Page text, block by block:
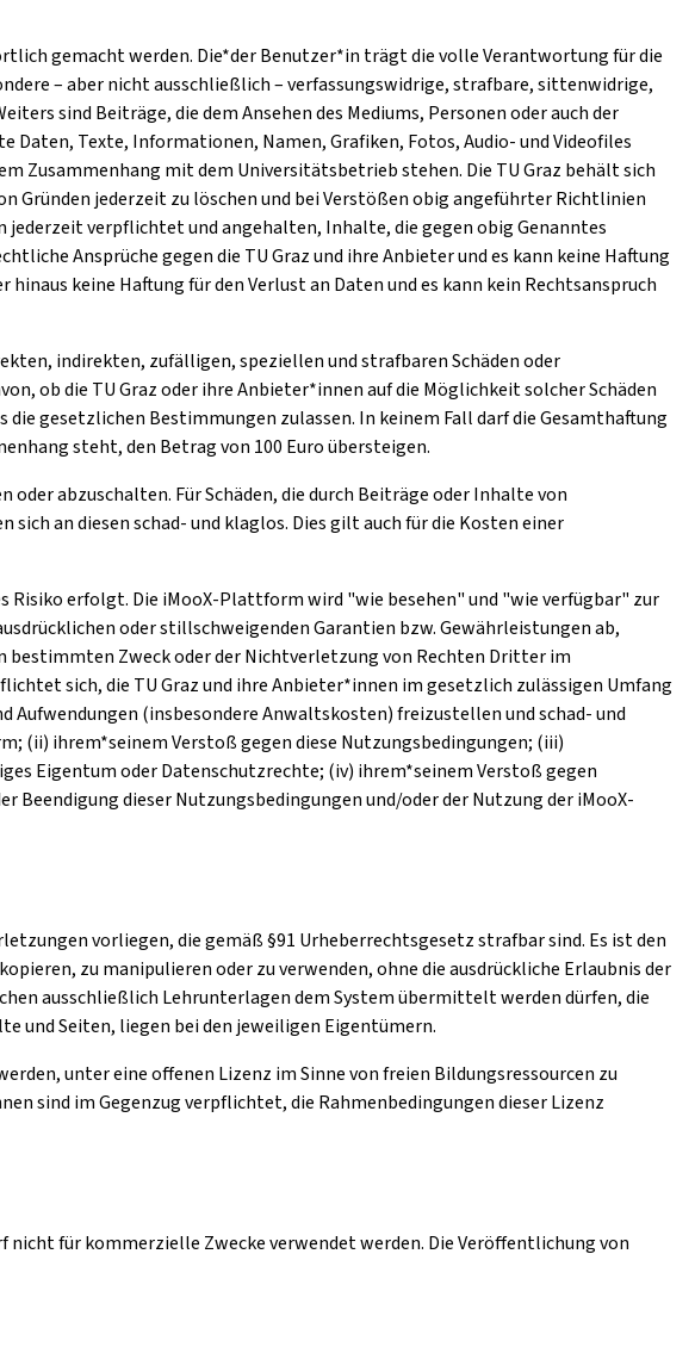
gemacht werden. Die*der Benutzer*in trägt die volle Verantwortung für die
– aber nicht ausschließlich – verfassungswidrige, strafbare, sittenwidrige,
sind Beiträge, die dem Ansehen des Mediums, Personen oder auch der
Texte, Informationen, Namen, Grafiken, Fotos, Audio- und Videofiles
Zusammenhang mit dem Universitätsbetrieb stehen. Die TU Graz behält sich
jederzeit zu löschen und bei Verstößen obig angeführter Richtlinien
verpflichtet und angehalten, Inhalte, die gegen obig Genanntes
Ansprüche gegen die TU Graz und ihre Anbieter und es kann keine Haftung
keine Haftung für den Verlust an Daten und es kann kein Rechtsanspruch
indirekten, zufälligen, speziellen und strafbaren Schäden oder
ob die TU Graz oder ihre Anbieter*innen auf die Möglichkeit solcher Schäden
gesetzlichen Bestimmungen zulassen. In keinem Fall darf die Gesamthaftung
steht, den Betrag von 100 Euro übersteigen.
abzuschalten. Für Schäden, die durch Beiträge oder Inhalte von
an diesen schad- und klaglos. Dies gilt auch für die Kosten einer
erfolgt. Die iMooX-Plattform wird "wie besehen" und "wie verfügbar" zur
oder stillschweigenden Garantien bzw. Gewährleistungen ab,
bestimmten Zweck oder der Nichtverletzung von Rechten Dritter im
sich, die TU Graz und ihre Anbieter*innen im gesetzlich zulässigen Umfang
Aufwendungen (insbesondere Anwaltskosten) freizustellen und schad- und
(ii) ihrem*seinem Verstoß gegen diese Nutzungsbedingungen; (iii)
Eigentum oder Datenschutzrechte; (iv) ihrem*seinem Verstoß gegen
dieser Nutzungsbedingungen und/oder der Nutzung der iMooX-
vorliegen, die gemäß §91 Urheberrechtsgesetz strafbar sind. Es ist den
zu manipulieren oder zu verwenden, ohne die ausdrückliche Erlaubnis der
ausschließlich Lehrunterlagen dem System übermittelt werden dürfen, die
und Seiten, liegen bei den jeweiligen Eigentümern.
unter eine offenen Lizenz im Sinne von freien Bildungsressourcen zu
sind im Gegenzug verpflichtet, die Rahmenbedingungen dieser Lizenz
für kommerzielle Zwecke verwendet werden. Die Veröffentlichung von